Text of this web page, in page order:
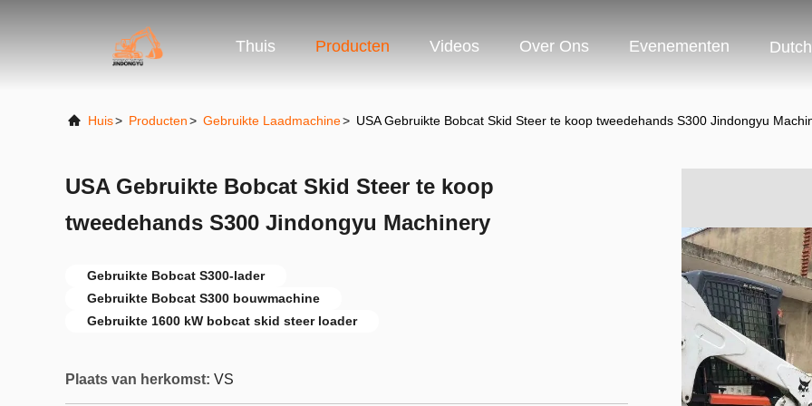
Thuis Producten Videos Over Ons Evenementen Dutch
Huis> Producten> Gebruikte Laadmachine> USA Gebruikte Bobcat Skid Steer te koop tweedehands S300 Jindongyu
USA Gebruikte Bobcat Skid Steer te koop
tweedehands S300 Jindongyu Machinery
Gebruikte Bobcat S300-lader
Gebruikte Bobcat S300 bouwmachine
Gebruikte 1600 kW bobcat skid steer loader
Plaats van herkomst: VS